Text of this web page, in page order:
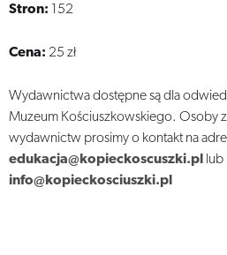
Stron: 152
Cena: 25 zł
Wydawnictwa dostępne są dla
Muzeum Kościuszkowskiego. Osoby
wydawnictw prosimy o kontakt na
edukacja@kopieckoscuszki.pl
lub
info@kopieckosciuszki.pl